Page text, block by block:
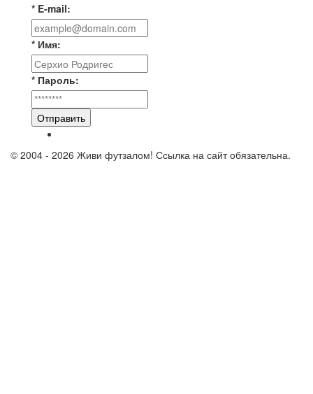
* E-mail:
* Имя:
* Пароль:
Отправить
© 2004 - 2026 Живи футзалом! Ссылка на сайт обязательна.